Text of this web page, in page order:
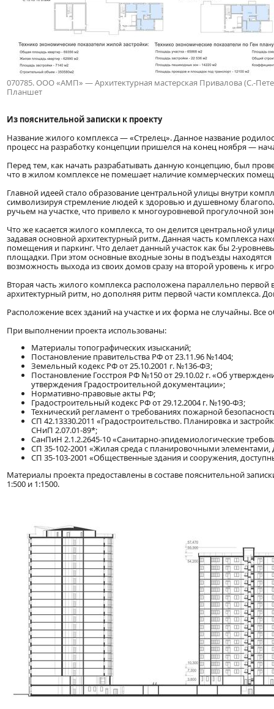
070785. ООО «АМП» — Архитектурная мастерская Привалова (С.-
Планшет
Из пояснительной записки к проекту
Название жилого комплекса — «Стрелец». Данное название
процесс на разработку концепции пришелся на конец ноября —
Перед тем, как начать разрабатывать данную концепцию, был
что в жилом комплексе не помешает наличие коммерческих
Главной идеей стало образование центральной улицы внутри
символизируя стремление людей к здоровью и душевному
ручьем на участке, что привело к многоуровневой прогулочной
Что же касается жилого комплекса, то он делится центральной
задавая основной архитектурный ритм. Данная часть комплекса
помещения и паркинг. Что делает данный участок как бы 2-
площадки. При этом основные входные зоны в подъезды находятся
возможность выхода из своих домов сразу на второй уровень к
Вторая часть жилого комплекса расположена параллельно
архитектурный ритм, но дополняя ритм первой части комплекса.
Расположение всех зданий на участке и их форма не случайны.
При выполнении проекта использованы:
Материалы топографических изысканий;
Постановление правительства РФ от 23.11.96 №1404;
Земельный кодекс РФ от 25.10.2001 г. №136-ФЗ;
Постановление Госстроя РФ №150 от 29.10.02 г. «Об
утверждения Градостроительной документации»;
Нормативно-правовые акты РФ;
Градостроительный кодекс РФ от 29.12.2004 г. №190-ФЗ;
Технический регламент о требованиях пожарной
СП 42.13330.2011 «Градостроительство. Планировка и
СНиП 2.07.01-89*;
СанПиН 2.1.2.2645-10 «Санитарно-эпидемиологические
СП 35-102-2001 «Жилая среда с планировочными
СП 35-103-2001 «Общественные здания и сооружения,
Материалы проекта предоставлены в составе пояснительной
1:500 и 1:1500.